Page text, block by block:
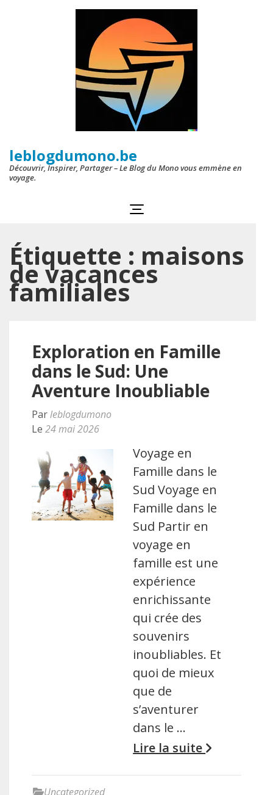
leblogdumono.be
Découvrir, Inspirer, Partager – Le Blog du Mono vous emmène en
voyage.
Étiquette : maisons
de vacances
familiales
Exploration en Famille
dans le Sud: Une
Aventure Inoubliable
Parleblogdumono
Le 24 mai 2026
Voyage en
Famille dans le
Sud Voyage en
Famille dans le
Sud Partir en
voyage en
famille est une
expérience
enrichissante
qui crée des
souvenirs
inoubliables. Et
quoi de mieux
que de
s’aventurer
dans le …
Lire la suite
Uncategorized